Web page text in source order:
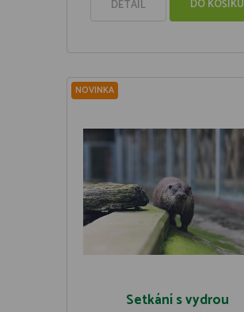
DETAIL DO KOŠÍKU
NOVINKA
Setkání s vydrou